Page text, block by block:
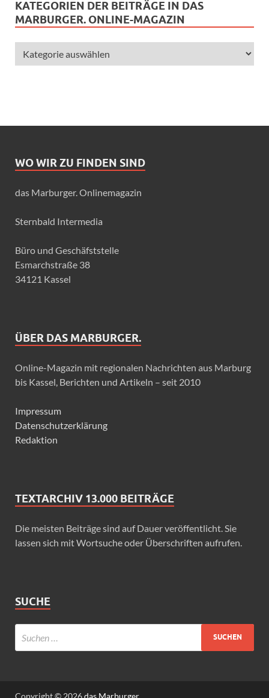
KATEGORIEN DER BEITRÄGE IN DAS
MARBURGER. ONLINE-MAGAZIN
WO WIR ZU FINDEN SIND
das Marburger. Onlinemagazin
Sternbald Intermedia
Büro und Geschäfststelle
Esmarchstraße 38
34121 Kassel
ÜBER DAS MARBURGER.
Online-Magazin mit regionalen Nachrichten aus Marburg
bis Kassel, Berichten und Artikeln – seit 2010
Impressum
Datenschutzerklärung
Redaktion
TEXTARCHIV 13.000 BEITRÄGE
Die meisten Beiträge sind auf Dauer veröffentlicht. Sie
lassen sich mit Wortsuche oder Überschriften aufrufen.
SUCHE
Copyright © 2026das Marburger.